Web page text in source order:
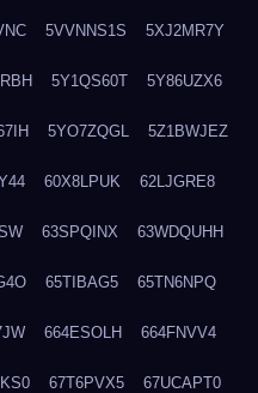
5VVNNS1S 5XJ2MR7Y
5Y1QS60T 5Y86UZX6
5YO7ZQGL 5Z1BWJEZ
60X8LPUK 62LJGRE8
63SPQINX 63WDQUHH
65TIBAG5 65TN6NPQ
664ESOLH 664FNVV4
67T6PVX5 67UCAPT0